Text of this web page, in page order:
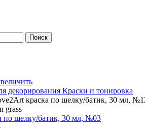
Поиск
декорирования Краски и тонировка
краска по шелку/батик, 30 мл,
grass